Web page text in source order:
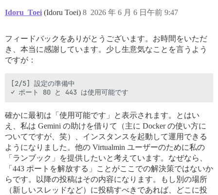
Idoru_Toei (Idoru Toei) 2026 年 6 月 6 日午前 9:47
8
フィードバックをありがとうございます。お時間をいただ
き、本当に感謝しています。少し生意気なことを言うよう
ですが：
[2/5] 設定の準備中
確かに最初は「使用可能です」と表示されます。とはい
え、私は Gemini の助けを借りて（主に Docker の使い方に
ついてですが、笑）、インスタンスを起動して運用できる
ようになりました。他の Virtualmin ユーザーのために私の
「ランブック」を提供したいと考えています。なぜなら、
「443 ポートを解放する」ことがここでの解決策ではないか
らです。以降の投稿はその内容になります。もし別の場所
（新しいスレッドなど）に投稿すべきであれば、どこに投